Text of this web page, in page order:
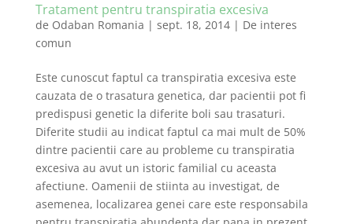
Tratament pentru transpiratia excesiva
de Odaban Romania | sept. 18, 2014| De interes
comun
Este cunoscut faptul ca transpiratia excesiva este
cauzata de o trasatura genetica, dar pacientii pot fi
predispusi genetic la diferite boli sau trasaturi.
Diferite studii au indicat faptul ca mai mult de 50%
dintre pacientii care au probleme cu transpiratia
excesiva au avut un istoric familial cu aceasta
afectiune. Oamenii de stiinta au investigat, de
asemenea, localizarea genei care este responsabila